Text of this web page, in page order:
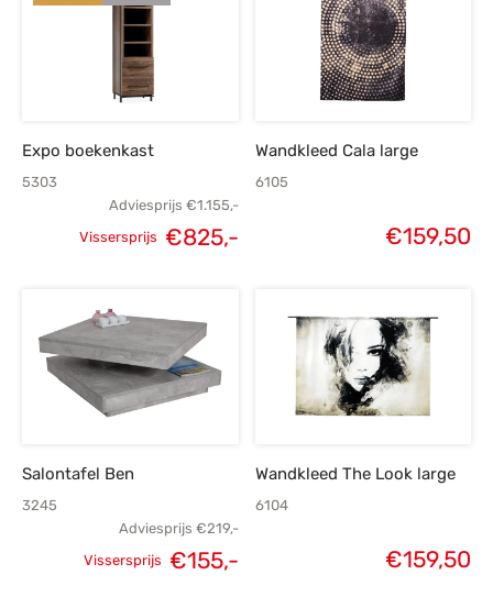
Expo boekenkast
5303
Adviesprijs €1.155,-
€1.155,-.
Vissersprijs €825,-
€825,-.
Wandkleed Cala large
6105
€159,50
Salontafel Ben
3245
Adviesprijs €219,-
Vissersprijs €155,-
Wandkleed The Look large
6104
€159,50